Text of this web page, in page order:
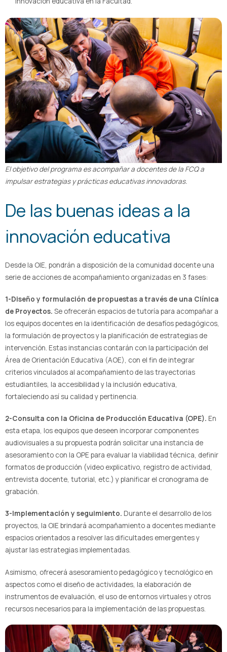
El objetivo del programa es acompañar a docentes de la FCQ a
impulsar estrategias y prácticas educativas innovadoras.
De las buenas ideas a la
innovación educativa
Desde la OIE, pondrán a disposición de la comunidad docente una
serie de acciones de acompañamiento organizadas en 3 fases:
1-Diseño y formulación de propuestas a través de una Clínica
de Proyectos. Se ofrecerán espacios de tutoría para acompañar a
los equipos docentes en la identificación de desafíos pedagógicos,
la formulación de proyectos y la planificación de estrategias de
intervención. Estas instancias contarán con la participación del
Área de Orientación Educativa (AOE), con el fin de integrar
criterios vinculados al acompañamiento de las trayectorias
estudiantiles, la accesibilidad y la inclusión educativa,
fortaleciendo así su calidad y pertinencia.
2-Consulta con la Oficina de Producción Educativa (OPE). En
esta etapa, los equipos que deseen incorporar componentes
audiovisuales a su propuesta podrán solicitar una instancia de
asesoramiento con la OPE para evaluar la viabilidad técnica, definir
formatos de producción (video explicativo, registro de actividad,
entrevista docente, tutorial, etc.) y planificar el cronograma de
grabación.
3-Implementación y seguimiento. Durante el desarrollo de los
proyectos, la OIE brindará acompañamiento a docentes mediante
espacios orientados a resolver las dificultades emergentes y
ajustar las estrategias implementadas.
Asimismo, ofrecerá asesoramiento pedagógico y tecnológico en
aspectos como el diseño de actividades, la elaboración de
instrumentos de evaluación, el uso de entornos virtuales y otros
recursos necesarios para la implementación de las propuestas.